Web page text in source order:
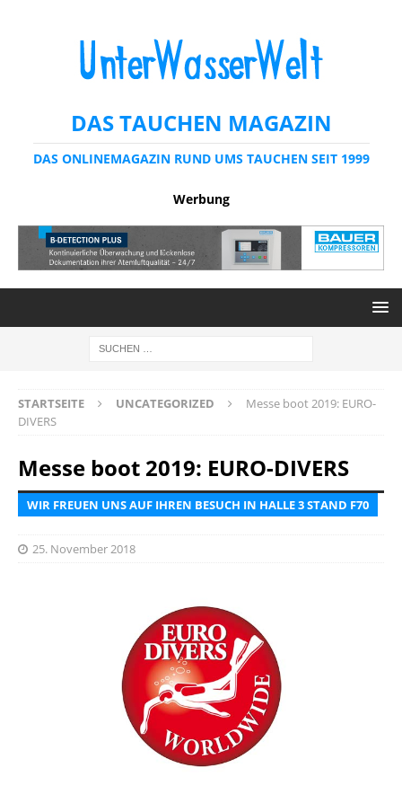
DAS TAUCHEN MAGAZIN
DAS ONLINEMAGAZIN RUND UMS TAUCHEN SEIT 1999
Werbung
STARTSEITE UNCATEGORIZED
Messe boot 2019: EURO-
DIVERS
Messe boot 2019: EURO-DIVERS
WIR FREUEN UNS AUF IHREN BESUCH IN HALLE 3 STAND F70
25. November 2018